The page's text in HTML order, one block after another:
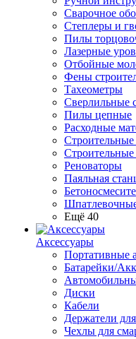
Сварочное
Степлеры и
Пилы
Лазерные
Отбойные
Фены
Тахеометры
Сверлильные
Пилы цепные
Расходные
Реноваторы
Паяльная
Ещё 40
Аксессуары
Портативные
Батарейки/
Диски
Кабели
Держатели
Чехлы для